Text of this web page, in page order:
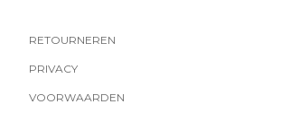
RETOURNEREN
PRIVACY
VOORWAARDEN